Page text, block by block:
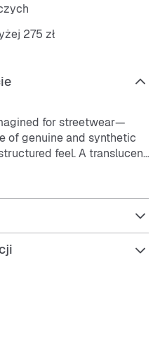
275 zł
for streetwear—
of genuine and synthetic
feel. A translucent
overlays on the sides
character with time.
for added